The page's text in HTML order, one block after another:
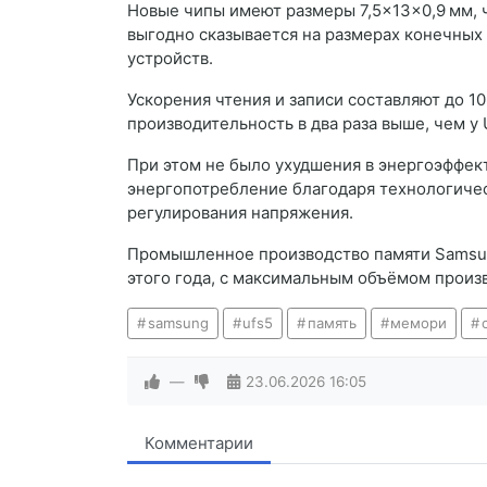
Новые чипы имеют размеры 7,5×13×0,9 мм,
выгодно сказывается на размерах
устройств.
Ускорения чтения и записи составляют до
производительность в два раза выше, чем у
При этом не было ухудшения в
энергопотребление благодаря
регулирования напряжения.
Промышленное производство памяти
этого года, с максимальным объёмом
samsung ufs5 память мемори
— 23.06.2026 16:05
Комментарии